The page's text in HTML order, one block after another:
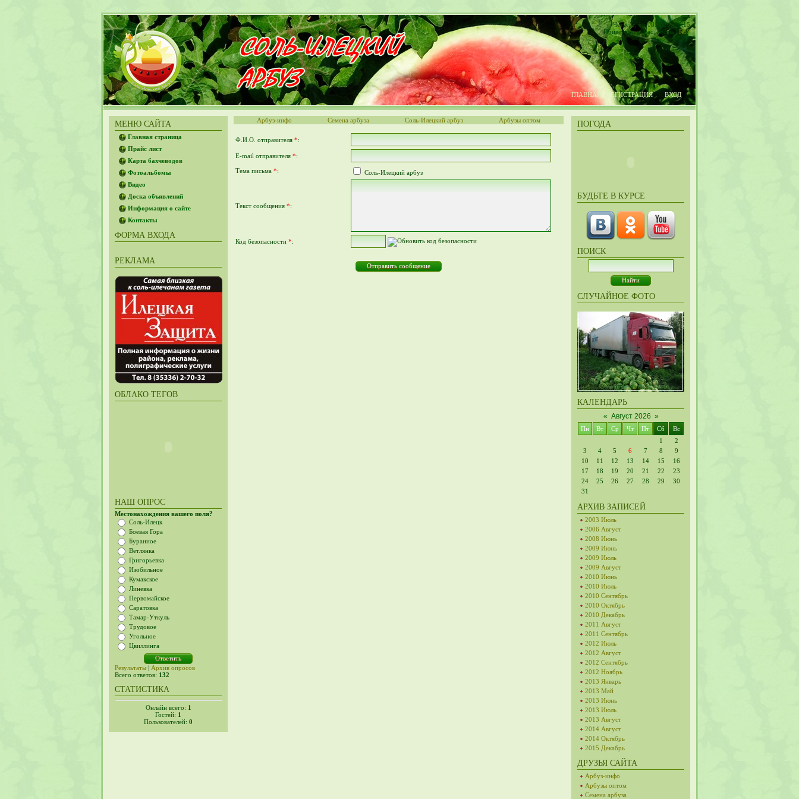
Четверг, 06.08.2026, 06:15
Приветствую Вас,Гость RSS
ГЛАВНАЯ РЕГИСТРАЦИЯ ВХОД
МЕНЮ САЙТА
Главная страница
Прайс лист
Карта бахчеводов
Фотоальбомы
Видео
Доска объявлений
Информация о сайте
Контакты
ФОРМА ВХОДА
РЕКЛАМА
ОБЛАКО ТЕГОВ
НАШ ОПРОС
Местонахождения вашего поля?
Соль-Илецк
Боевая Гора
Буранное
Ветлянка
Григорьевка
Изобильное
Кумакское
Линевка
Первомайское
Саратовка
Тамар-Уткуль
Трудовое
Угольное
Цвиллинга
Результаты | Архив опросов
Всего ответов: 132
СТАТИСТИКА
Онлайн всего: 1
Гостей: 1
Пользователей: 0
ПОГОДА
БУДЬТЕ В КУРСЕ
ПОИСК
СЛУЧАЙНОЕ ФОТО
КАЛЕНДАРЬ
« Август 2026 »
Пн Вт Ср Чт Пт Сб
Вс
1
2
3
4 5 6 7 8
9
10
11 12 13 14 15
16
17
18 19 20 21 22
23
24
25 26 27 28 29
30
31
АРХИВ ЗАПИСЕЙ
2003 Июль
2006 Август
2008 Июнь
2009 Июнь
2009 Июль
2009 Август
2010 Июнь
2010 Июль
2010 Сентябрь
2010 Октябрь
2010 Декабрь
2011 Август
2011 Сентябрь
2012 Июль
2012 Август
2012 Сентябрь
2012 Ноябрь
2013 Январь
2013 Май
2013 Июнь
2013 Июль
2013 Август
2014 Август
2014 Октябрь
2015 Декабрь
ДРУЗЬЯ САЙТА
Арбуз-инфо
Арбузы оптом
Семена арбуза
Арбуз-инфо Семена арбуза Соль-Илецкий арбуз Арбузы оптом
Ф.И.О. отправителя *:
E-mail отправителя *:
Тема письма *: Соль-Илецкий арбуз
Текст сообщения *:
Код безопасности *: